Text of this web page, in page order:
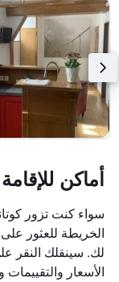
أماكن
سواء كنت تزور
الخريطة للعثور على
لك. سينقلك النقر
الأسعار